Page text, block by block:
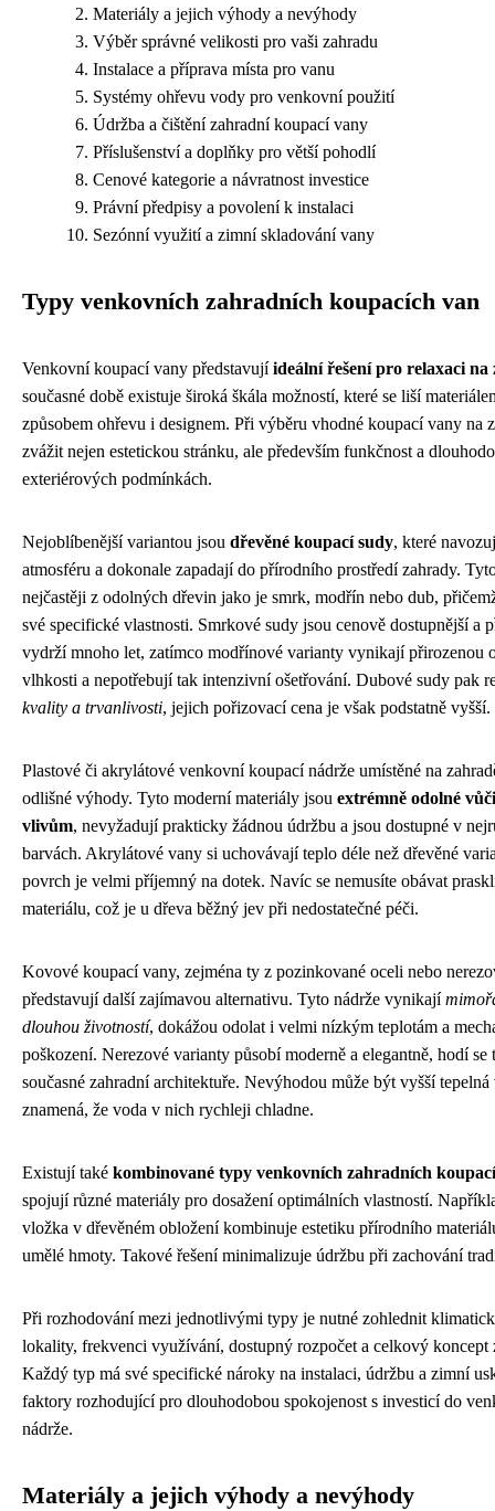
Materiály a jejich výhody a nevýhody
Výběr správné velikosti pro vaši zahradu
Instalace a příprava místa pro vanu
Systémy ohřevu vody pro venkovní použití
Údržba a čištění zahradní koupací vany
Příslušenství a doplňky pro větší pohodlí
Cenové kategorie a návratnost investice
Právní předpisy a povolení k instalaci
Sezónní využití a zimní skladování vany
Typy venkovních zahradních koupacích van
Venkovní koupací vany představujíideální řešení pro relaxaci na
současné době existuje široká škála možností, které se liší
způsobem ohřevu i designem. Při výběru vhodné koupací vany na
zvážit nejen estetickou stránku, ale především funkčnost a
exteriérových podmínkách.
Nejoblíbenější variantou jsou dřevěné koupací sudy, které
atmosféru a dokonale zapadají do přírodního prostředí zahrady.
nejčastěji z odolných dřevin jako je smrk, modřín nebo dub,
své specifické vlastnosti. Smrkové sudy jsou cenově dostupnější a
vydrží mnoho let, zatímco modřínové varianty vynikají přirozenou
vlhkosti a nepotřebují tak intenzivní ošetřování. Dubové sudy pak
kvality a trvanlivosti, jejich pořizovací cena je však podstatně vyšší.
Plastové či akrylátové venkovní koupací nádrže umístěné na
odlišné výhody. Tyto moderní materiály jsou extrémně odolné
vlivům, nevyžadují prakticky žádnou údržbu a jsou dostupné v
barvách. Akrylátové vany si uchovávají teplo déle než dřevěné
povrch je velmi příjemný na dotek. Navíc se nemusíte obávat
materiálu, což je u dřeva běžný jev při nedostatečné péči.
Kovové koupací vany, zejména ty z pozinkované oceli nebo
představují další zajímavou alternativu. Tyto nádrže vynikají
dlouhou životností, dokážou odolat i velmi nízkým teplotám a
poškození. Nerezové varianty působí moderně a elegantně, hodí se
současné zahradní architektuře. Nevýhodou může být vyšší
znamená, že voda v nich rychleji chladne.
Existují také kombinované typy venkovních zahradních
spojují různé materiály pro dosažení optimálních vlastností.
vložka v dřevěném obložení kombinuje estetiku přírodního
umělé hmoty. Takové řešení minimalizuje údržbu při zachování
Při rozhodování mezi jednotlivými typy je nutné zohlednit
lokality, frekvenci využívání, dostupný rozpočet a celkový koncept
Každý typ má své specifické nároky na instalaci, údržbu a zimní
faktory rozhodující pro dlouhodobou spokojenost s investicí do
nádrže.
Materiály a jejich výhody a nevýhody